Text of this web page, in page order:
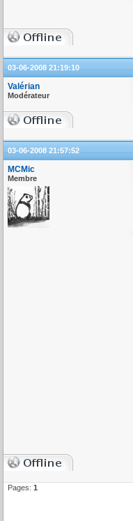
03-06-2008 21:19:10
Valérian
Modérateur
03-06-2008 21:57:52
MCMic
Membre
Pages: 1